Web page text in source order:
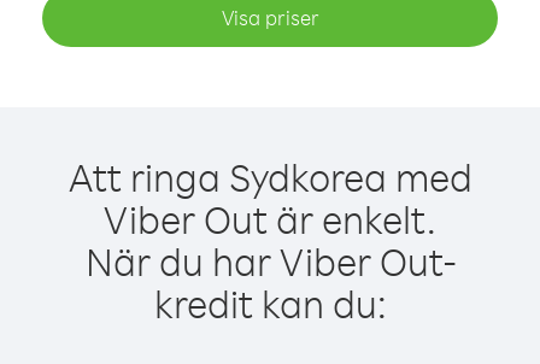
Visa priser
Att ringa Sydkorea med
Viber Out är enkelt.
När du har Viber Out-
kredit kan du: